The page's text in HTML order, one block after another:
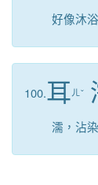
好像沐
100.耳 ㄦ ˇ
濡，沾